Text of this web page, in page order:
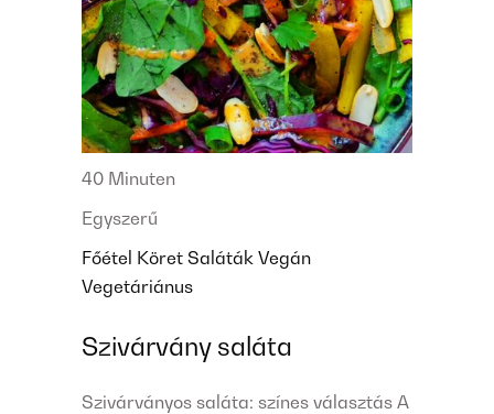
40 Minuten
Egyszerű
Főétel Köret Saláták Vegán
Vegetáriánus
Szivárvány saláta
Szivárványos saláta: színes választás A